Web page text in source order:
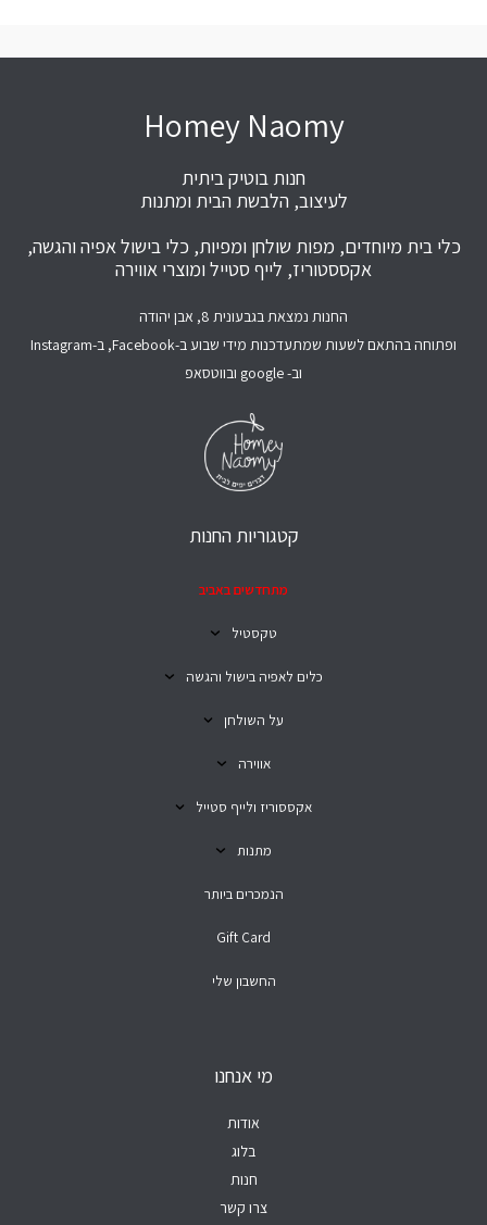
Homey Naomy
חנות בוטיק ביתית
לעיצוב, הלבשת הבית ומתנות
כלי בית מיוחדים, מפות שולחן ומפיות, כלי בישול אפיה והגשה,
אקססטוריז, לייף סטייל ומוצרי אווירה
החנות נמצאת בגבעונית 8, אבן יהודה
ופתוחה בהתאם לשעות שמתעדכנות מידי שבוע ב-Facebook, ב-Instagram
וב- google ובווטסאפ
קטגוריות החנות
מתחדשים באביב
טקסטיל
כלים לאפיה בישול והגשה
על השולחן
אווירה
אקססוריז ולייף סטייל
מתנות
הנמכרים ביותר
Gift Card
החשבון שלי
מי אנחנו
אודות
בלוג
חנות
צרו קשר